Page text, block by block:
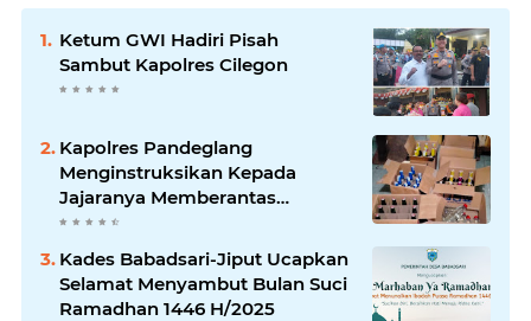
Ketum GWI Hadiri Pisah
Sambut Kapolres Cilegon
Kapolres Pandeglang
Menginstruksikan Kepada
Jajaranya Memberantas
Peredaran Miras
Kades Babadsari-Jiput Ucapkan
Selamat Menyambut Bulan Suci
Ramadhan 1446 H/2025